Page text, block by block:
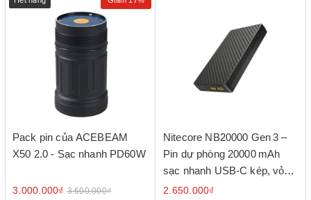
Pack pin của ACEBEAM
X50 2.0 - Sạc nhanh PD60W
3.000.000₫ 3.600.000₫
Nitecore NB20000 Gen 3 –
Pin dự phòng 20000 mAh
sạc nhanh USB‑C kép, vỏ
sợi carbon
2.650.000₫